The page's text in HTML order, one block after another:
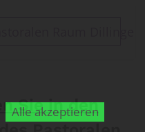
Alle akzeptieren
Raum Dillingen
Sie in den